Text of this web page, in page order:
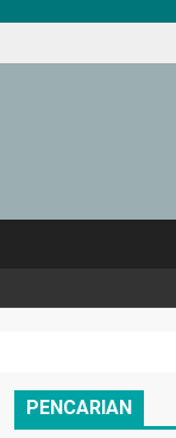
PENCARIAN